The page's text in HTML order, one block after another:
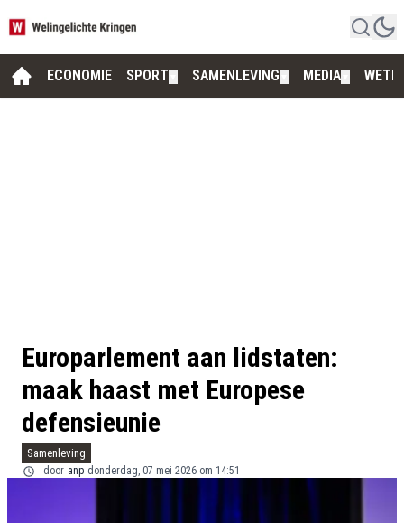
ECONOMIE SPORT SAMENLEVING MEDIA
Europarlement aan lidstaten:
maak haast met Europese
defensieunie
Samenleving
door anp donderdag, 07 mei 2026 om 14:51